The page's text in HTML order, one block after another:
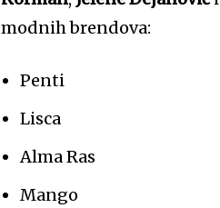
modnih brendova:
Penti
Lisca
Alma Ras
Mango